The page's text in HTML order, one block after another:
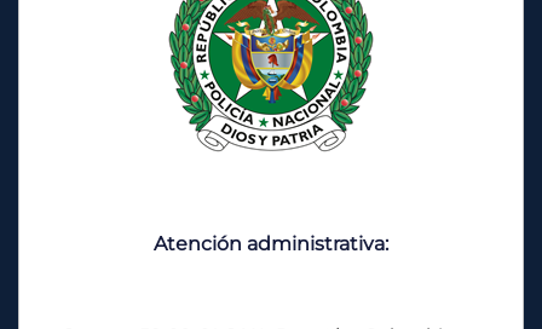
Atención administrativa: